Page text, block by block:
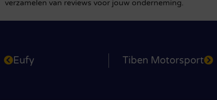
verzamelen van reviews voor jouw onderneming.
Eufy Tiben Motorsport